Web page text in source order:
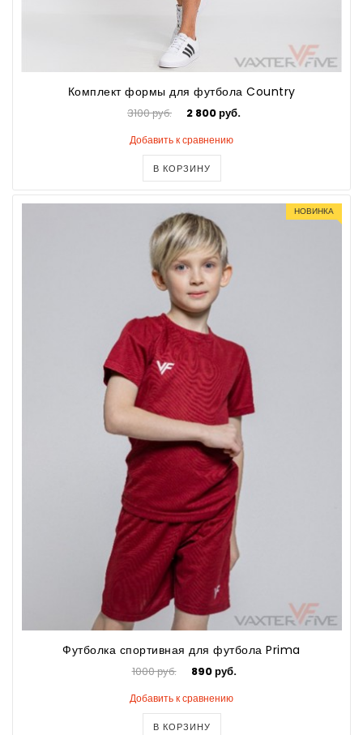
Комплект формы для футбола Country
3100 руб. 2 800 руб.
Добавить к сравнению
В КОРЗИНУ
НОВИНКА
Футболка спортивная для футбола Prima
1000 руб. 890 руб.
Добавить к сравнению
В КОРЗИНУ